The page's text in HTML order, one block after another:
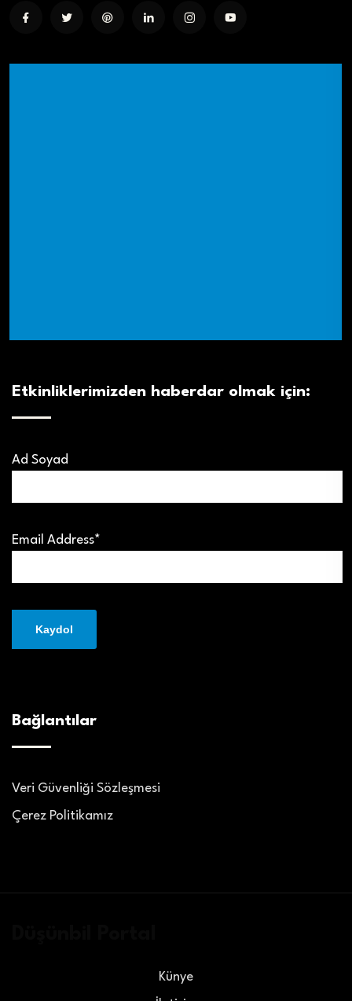
Etkinliklerimizden haberdar olmak için:
Ad Soyad
Email Address*
Bağlantılar
Veri Güvenliği Sözleşmesi
Çerez Politikamız
Künye